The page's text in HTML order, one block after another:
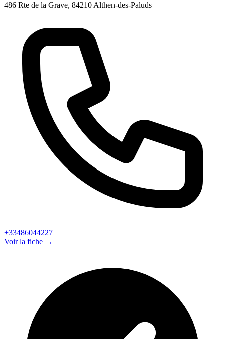
486 Rte de la Grave, 84210 Althen-des-Paluds
+33486044227
Voir la fiche →